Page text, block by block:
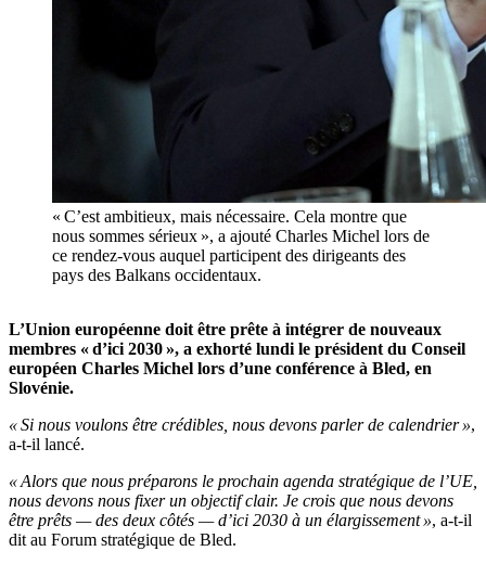
« C’est ambitieux, mais nécessaire. Cela montre que
nous sommes sérieux », a ajouté Charles Michel lors de
ce rendez-vous auquel participent des dirigeants des
pays des Balkans occidentaux.
L’Union européenne doit être prête à intégrer de nouveaux
membres « d’ici 2030 », a exhorté lundi le président du Conseil
européen Charles Michel lors d’une conférence à Bled, en
Slovénie.
« Si nous voulons être crédibles, nous devons parler de calendrier »,
a-t-il lancé.
« Alors que nous préparons le prochain agenda stratégique de l’UE,
nous devons nous fixer un objectif clair. Je crois que nous devons
être prêts — des deux côtés — d’ici 2030 à un élargissement », a-t-il
dit au Forum stratégique de Bled.